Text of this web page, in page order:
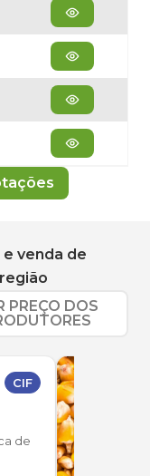
venda de
PREÇO DOS
CIF
de